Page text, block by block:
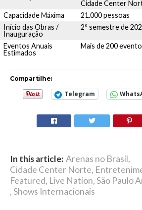
Cidade Center
Capacidade Máxima
21.000 pessoas
Início das Obras /
Inauguração
2º semestre de
Eventos Anuais
Estimados
Mais de 200
Compartilhe:
Telegram
In this article: Arenas no Brasil,
Cidade Center Norte,
Featured, Live Nation,São Paulo
,Shows Internacionais